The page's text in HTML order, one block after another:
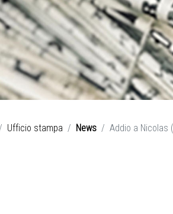
Ufficio stampa News Addio a Nicolas